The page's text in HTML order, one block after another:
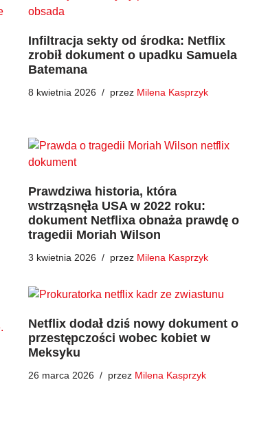
Infiltracja sekty od środka: Netflix
zrobił dokument o upadku Samuela
Batemana
8 kwietnia 2026 przez Milena Kasprzyk
Prawdziwa historia, która
wstrząsnęła USA w 2022 roku:
dokument Netflixa obnaża prawdę o
tragedii Moriah Wilson
3 kwietnia 2026 przez Milena Kasprzyk
Netflix dodał dziś nowy dokument o
przestępczości wobec kobiet w
Meksyku
26 marca 2026 przez Milena Kasprzyk